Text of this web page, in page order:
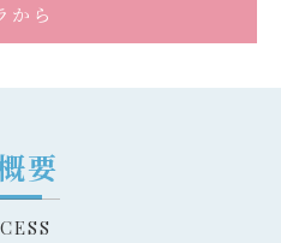
から
要